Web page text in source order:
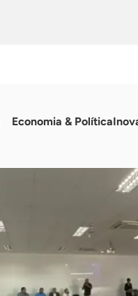
Economia & Política